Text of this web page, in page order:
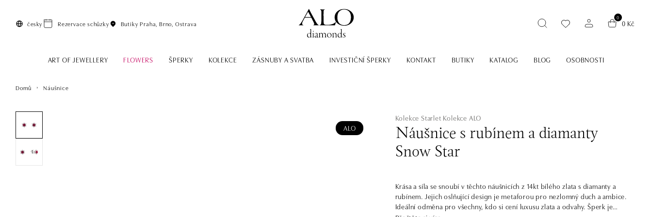
česky Rezervace schůzky Butiky Praha, Brno, Ostrava
0
0 Kč
ART OF JEWELLERY FLOWERS ŠPERKY KOLEKCE ZÁSNUBY A SVATBA INVESTIČNÍ ŠPERKY KONTAKT BUTIKY KATALOG BLOG OSOBNOSTI
Domů Náušnice
ALO
Kolekce Starlet Kolekce ALO
Náušnice s rubínem a diamanty
Snow Star
Krása a síla se snoubí v těchto náušnicích z 14kt bílého zlata s diamanty a
rubínem. Jejich oslňující design je metaforou pro nezlomný duch a ambice.
Ideální odměna pro všechny, kdo si cení luxusu zlata a odvahy. Šperk je